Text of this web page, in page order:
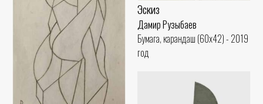
Эскиз
Дамир Рузыбаев
Бумага, карандаш (60x42) - 2019
год